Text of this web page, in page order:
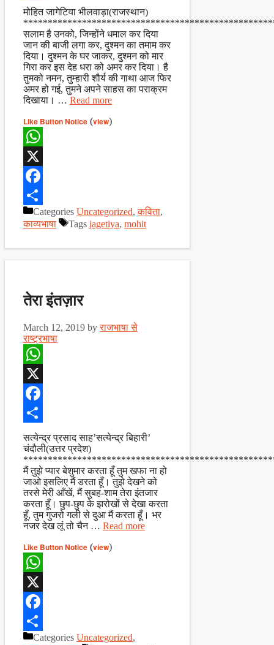
Share
मोहित जागेटिया भीलवाड़ा(राजस्थान)
सलाम है उनको, जिन्होंने धमाल कर दिया
जान की बाजी लगा कर, दुश्मन का तमाम कर
दिया। दुश्मन के घर जाकर, दुश्मन को मार
गिरा कर इस देह धरा को अमर कर दिया। है
तुमको नमन, तुम्हारी शौर्य की गाथा आज फिर
अमर हो गई, तुमने अपने साहस का पराक्रम
दिखाया। … Read more
Like Button Notice (view)
WhatsApp
X
Facebook
ShareCategories Uncategorized,कविता,
काव्यभाषा
Tags jagetiya, mohit
तेरा इंतज़ार
March 12, 2019 byराजभाषा से
राष्ट्रभाषा
WhatsApp
X
Facebook
Share
सत्येन्द्र प्रसाद साह’सत्येन्द्र बिहारी’
चंदौली(उत्तर प्रदेश)
मैं तुझे प्यार बेशुमार करता हूँ तुम खफा ना हो
जाओ इसलिए मैं डरता हूँ। तुझे देखने को
तरसे मेरी आँखें, मैं सुबह-शाम तेरा इंतजार
करता हूँ। छुप-छुप के झरोखों से देखा करता
हूँ, तुम गुजरो गली से दुआ मैं करता हूँ। भर
नजर देख लूं तो चैन … Read more
Like Button Notice (view)
WhatsApp
X
Facebook
ShareCategories Uncategorized,